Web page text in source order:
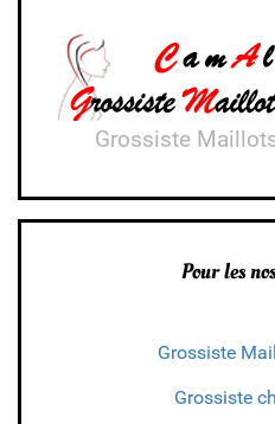
Grossiste
Pour les
Grossiste
Grossiste